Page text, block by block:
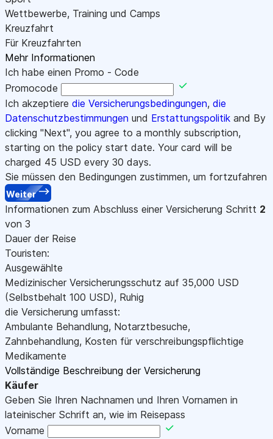
Wettbewerbe, Training und Camps
Kreuzfahrt
Für Kreuzfahrten
Mehr Informationen
Ich habe einen Promo - Code
Promocode
Ich akzeptiere die Versicherungsbedingungen, die
Datenschutzbestimmungen und Erstattungspolitik and By
clicking "Next", you agree to a monthly subscription,
starting on the policy start date. Your card will be
charged 45 USD every 30 days.
Sie müssen den Bedingungen zustimmen, um fortzufahren
Weiter
Informationen zum Abschluss einer Versicherung Schritt 2
von 3
Dauer der Reise
Touristen:
Ausgewählte
Medizinischer Versicherungsschutz auf 35,000 USD
(Selbstbehalt 100 USD), Ruhig
die Versicherung umfasst:
Ambulante Behandlung, Notarztbesuche,
Zahnbehandlung, Kosten für verschreibungspflichtige
Medikamente
Vollständige Beschreibung der Versicherung
Käufer
Geben Sie Ihren Nachnamen und Ihren Vornamen in
lateinischer Schrift an, wie im Reisepass
Vorname